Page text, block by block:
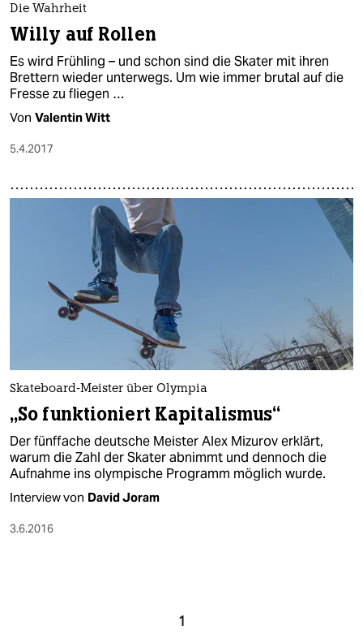
Die Wahrheit
Willy auf Rollen
Es wird Frühling – und schon sind die Skater mit ihren
Brettern wieder unterwegs. Um wie immer brutal auf die
Fresse zu fliegen …
Von Valentin Witt
5.4.2017
Skateboard-Meister über Olympia
„So funktioniert Kapitalismus“
Der fünffache deutsche Meister Alex Mizurov erklärt,
warum die Zahl der Skater abnimmt und dennoch die
Aufnahme ins olympische Programm möglich wurde.
Interview von David Joram
3.6.2016
1